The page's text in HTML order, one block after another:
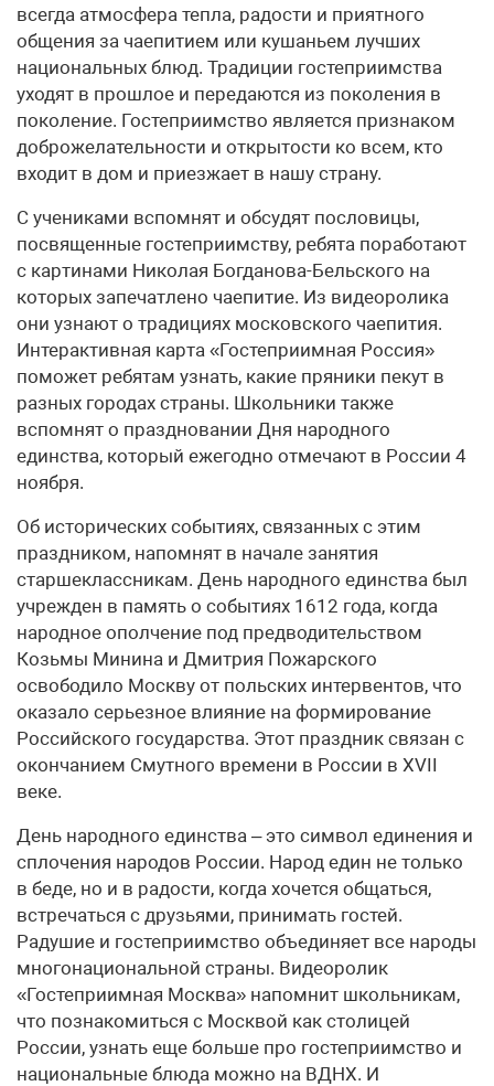
всегда атмосфера тепла, радости и приятного
общения за чаепитием или кушаньем лучших
национальных блюд. Традиции гостеприимства
уходят в прошлое и передаются из поколения в
поколение. Гостеприимство является признаком
доброжелательности и открытости ко всем, кто
входит в дом и приезжает в нашу страну.
С учениками вспомнят и обсудят пословицы,
посвященные гостеприимству, ребята поработают
с картинами Николая Богданова-Бельского на
которых запечатлено чаепитие. Из видеоролика
они узнают о традициях московского чаепития.
Интерактивная карта «Гостеприимная Россия»
поможет ребятам узнать, какие пряники пекут в
разных городах страны. Школьники также
вспомнят о праздновании Дня народного
единства, который ежегодно отмечают в России 4
ноября.
Об исторических событиях, связанных с этим
праздником, напомнят в начале занятия
старшеклассникам. День народного единства был
учрежден в память о событиях 1612 года, когда
народное ополчение под предводительством
Козьмы Минина и Дмитрия Пожарского
освободило Москву от польских интервентов, что
оказало серьезное влияние на формирование
Российского государства. Этот праздник связан с
окончанием Смутного времени в России в XVII
веке.
День народного единства – это символ единения и
сплочения народов России. Народ един не только
в беде, но и в радости, когда хочется общаться,
встречаться с друзьями, принимать гостей.
Радушие и гостеприимство объединяет все народы
многонациональной страны. Видеоролик
«Гостеприимная Москва» напомнит школьникам,
что познакомиться с Москвой как столицей
России, узнать еще больше про гостеприимство и
национальные блюда можно на ВДНХ. И